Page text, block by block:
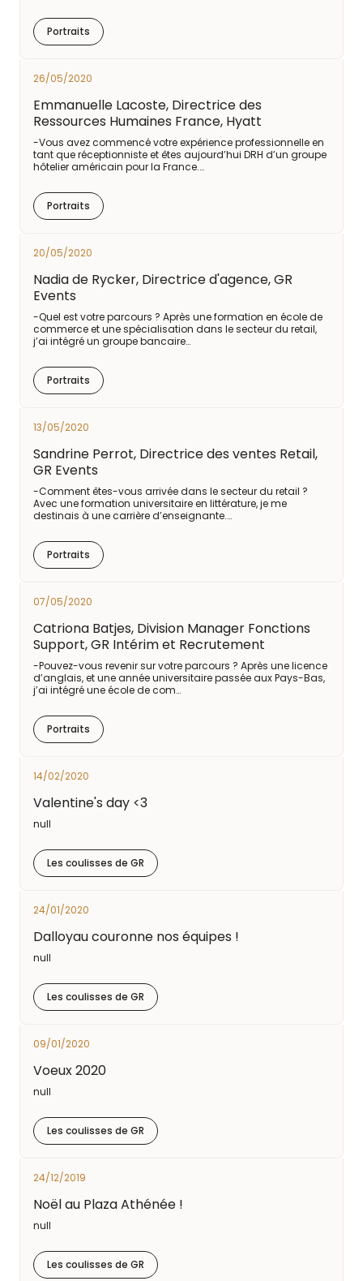
Portraits
26/05/2020
Emmanuelle Lacoste, Directrice des
Ressources Humaines France, Hyatt
-Vous avez commencé votre expérience professionnelle en
tant que réceptionniste et êtes aujourd’hui DRH d’un groupe
hôtelier américain pour la France.…
Portraits
20/05/2020
Nadia de Rycker, Directrice d'agence, GR
Events
-Quel est votre parcours ? Après une formation en école de
commerce et une spécialisation dans le secteur du retail,
j’ai intégré un groupe bancaire…
Portraits
13/05/2020
Sandrine Perrot, Directrice des ventes Retail,
GR Events
-Comment êtes-vous arrivée dans le secteur du retail ?
Avec une formation universitaire en littérature, je me
destinais à une carrière d’enseignante.…
Portraits
07/05/2020
Catriona Batjes, Division Manager Fonctions
Support, GR Intérim et Recrutement
-Pouvez-vous revenir sur votre parcours ? Après une licence
d’anglais, et une année universitaire passée aux Pays-Bas,
j’ai intégré une école de com…
Portraits
14/02/2020
Valentine's day <3
null
Les coulisses de GR
24/01/2020
Dalloyau couronne nos équipes !
null
Les coulisses de GR
09/01/2020
Voeux 2020
null
Les coulisses de GR
24/12/2019
Noël au Plaza Athénée !
null
Les coulisses de GR